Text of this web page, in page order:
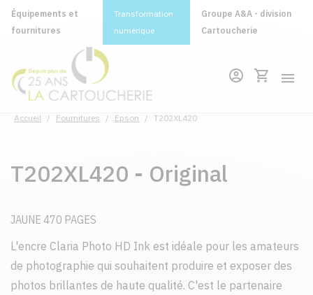
Équipements et
fournitures
Transformation
numérique
Groupe A&A - division
Cartoucherie
Accueil / Fournitures / Epson / T202XL420
T202XL420 - Original
JAUNE 470 PAGES
L'encre Claria Photo HD Ink est idéale pour les amateurs
de photographie qui souhaitent produire et exposer des
photos brillantes de haute qualité. C'est le partenaire